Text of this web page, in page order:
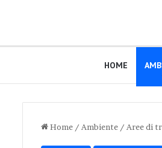
HOME
Home / Ambiente / Aree di